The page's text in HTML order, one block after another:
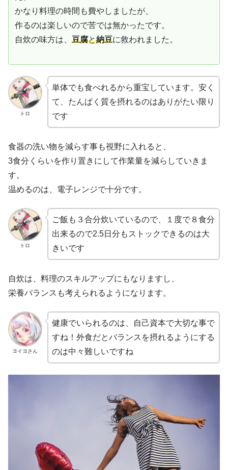
かなり料理の時間も費やしましたが、
作るのは楽しいので苦では無かったです。
自炊の味方は、 豆腐と納豆に救われました。
トロ
単体でも食べれるから重宝しています。安く
て、たんぱく質を摂れるのはありがたい限り
です
食器の洗い物を減らす事も視野に入れると、
3食分くらいを作り置きにして作業量を減らしていきま
す。
温めるのは、電子レンジで十分です。
トロ
ご飯も３合分炊いているので、１度で８食分
出来るので2.5日分もストックできるのは大
きいです
自炊は、料理のスキルアップにもなりますし、
栄養バランスも考えられるようになります。
ヨイヨさん
健康でいられるのは、自己資本で大切な事で
すね！外食だとバランスを摂れるようにする
のは中々難しいですね